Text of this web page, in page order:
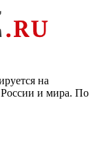
на
и мира. По